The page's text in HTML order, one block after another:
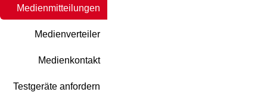
Medienmitteilungen
Medienverteiler
Medienkontakt
Testgeräte anfordern